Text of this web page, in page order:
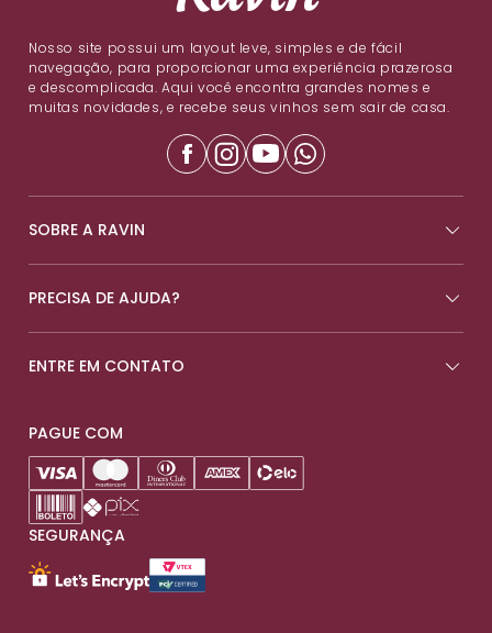
Nosso site possui um layout leve, simples e de fácil
navegação, para proporcionar uma experiência prazerosa
e descomplicada. Aqui você encontra grandes nomes e
muitas novidades, e recebe seus vinhos sem sair de casa.
SOBRE A RAVIN
PRECISA DE AJUDA?
ENTRE EM CONTATO
PAGUE COM
SEGURANÇA